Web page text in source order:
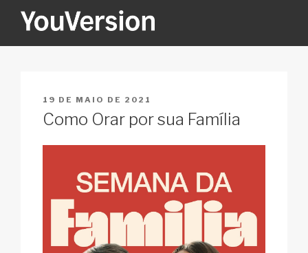
YOUVERSION
PUBLICADO
EM
19 DE MAIO DE 2021
Como Orar por sua Família